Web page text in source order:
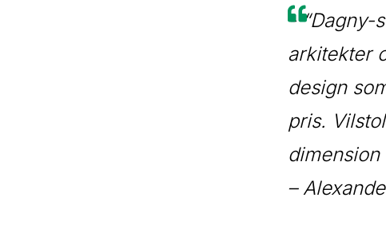
-“Dagny-
arkitekter
design
pris.
–